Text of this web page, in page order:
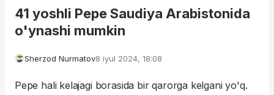
41 yoshli Pepe Saudiya Arabistonida
o'ynashi mumkin
Sherzod Nurmatov8 iyul 2024, 18:08
Pepe hali kelajagi borasida bir qarorga kelgani yo'q.